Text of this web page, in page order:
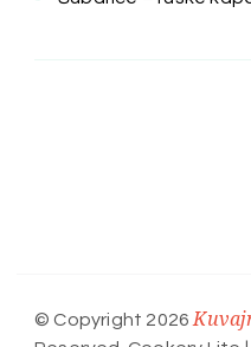
© Copyright 2026